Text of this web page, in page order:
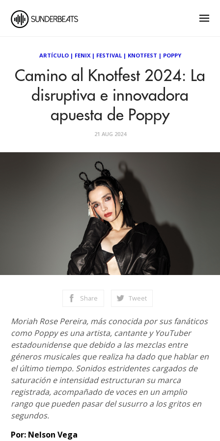
ARTÍCULO| FENIX| FESTIVAL| KNOTFEST | POPPY
Camino al Knotfest 2024: La
disruptiva e innovadora
apuesta de Poppy
21 AUG 2024
Share Tweet
Moriah Rose Pereira, más conocida por sus fanáticos
como Poppy es una artista, cantante y YouTuber
estadounidense que debido a las mezclas entre
géneros musicales que realiza ha dado que hablar en
el último tiempo. Sonidos estridentes cargados de
saturación e intensidad estructuran su marca
registrada, acompañado de voces en un amplio
rango que pueden pasar del susurro a los gritos en
segundos.
Por: Nelson Vega